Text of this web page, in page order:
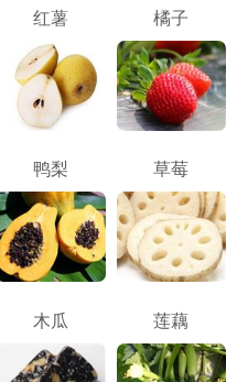
红薯 橘子
鸭梨 草莓
木瓜 莲藕